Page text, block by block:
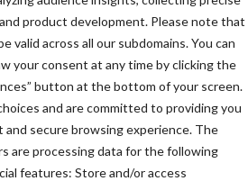
product development. Please note that
valid across all our subdomains. You can
your consent at any time by clicking the
button at the bottom of your screen.
and are committed to providing you
secure browsing experience. The
are processing data for the following
features: Store and/or access
Bemesting Fokkerij
Bijproducten